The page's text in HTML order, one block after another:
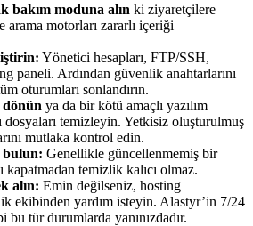
bakım moduna alın ki ziyaretçilere
arama motorları zararlı içeriği
Yönetici hesapları, FTP/SSH,
paneli. Ardından güvenlik anahtarlarını
oturumları sonlandırın.
dönün ya da bir kötü amaçlı yazılım
dosyaları temizleyin. Yetkisiz oluşturulmuş
mutlaka kontrol edin.
bulun: Genellikle güncellenmemiş bir
kapatmadan temizlik kalıcı olmaz.
alın: Emin değilseniz, hosting
ekibinden yardım isteyin. Alastyr’in 7/24
bu tür durumlarda yanınızdadır.